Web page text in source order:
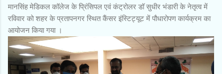
मानसिंह मेडिकल कॉलेज के प्रिंसिपल एवं कंट्रोलर डॉ सुधीर भंडारी के नेतृत्व में
रविवार को शहर के प्रतापनगर स्थित कैंसर इंस्टिट्यूट में पौधारोपण कार्यक्रम का
आयोजन किया गया ।